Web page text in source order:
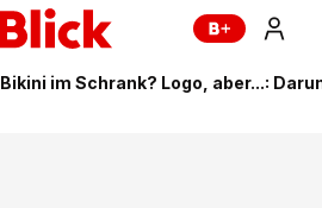
Bikini im Schrank? Logo, aber...: